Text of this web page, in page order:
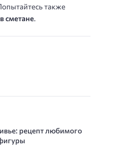
также
сметане.
рецепт любимого